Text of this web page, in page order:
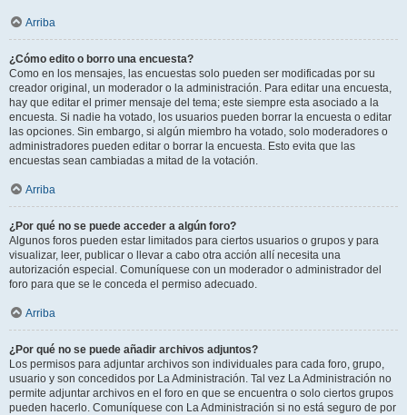
Arriba
¿Cómo edito o borro una encuesta?
Como en los mensajes, las encuestas solo pueden ser modificadas por su
creador original, un moderador o la administración. Para editar una encuesta,
hay que editar el primer mensaje del tema; este siempre esta asociado a la
encuesta. Si nadie ha votado, los usuarios pueden borrar la encuesta o editar
las opciones. Sin embargo, si algún miembro ha votado, solo moderadores o
administradores pueden editar o borrar la encuesta. Esto evita que las
encuestas sean cambiadas a mitad de la votación.
Arriba
¿Por qué no se puede acceder a algún foro?
Algunos foros pueden estar limitados para ciertos usuarios o grupos y para
visualizar, leer, publicar o llevar a cabo otra acción allí necesita una
autorización especial. Comuníquese con un moderador o administrador del
foro para que se le conceda el permiso adecuado.
Arriba
¿Por qué no se puede añadir archivos adjuntos?
Los permisos para adjuntar archivos son individuales para cada foro, grupo,
usuario y son concedidos por La Administración. Tal vez La Administración no
permite adjuntar archivos en el foro en que se encuentra o solo ciertos grupos
pueden hacerlo. Comuníquese con La Administración si no está seguro de por